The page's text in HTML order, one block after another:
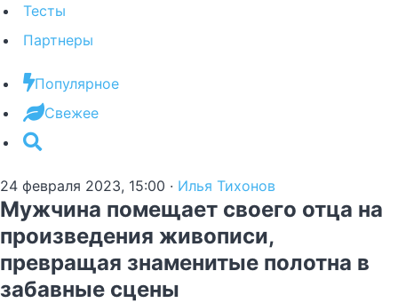
Тесты
Партнеры
Популярное
Свежее
24 февраля 2023, 15:00 · Илья Тихонов
Мужчина помещает своего отца на
произведения живописи,
превращая знаменитые полотна в
забавные сцены